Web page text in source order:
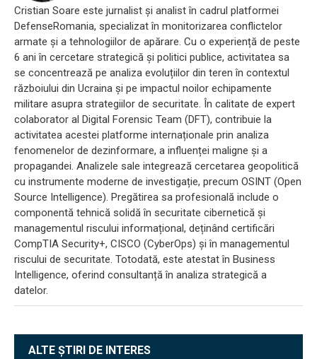
Cristian Soare este jurnalist și analist în cadrul platformei
DefenseRomania, specializat în monitorizarea conflictelor
armate și a tehnologiilor de apărare. Cu o experiență de peste
6 ani în cercetare strategică și politici publice, activitatea sa
se concentrează pe analiza evoluțiilor din teren în contextul
războiului din Ucraina și pe impactul noilor echipamente
militare asupra strategiilor de securitate. În calitate de expert
colaborator al Digital Forensic Team (DFT), contribuie la
activitatea acestei platforme internaționale prin analiza
fenomenelor de dezinformare, a influenței maligne și a
propagandei. Analizele sale integrează cercetarea geopolitică
cu instrumente moderne de investigație, precum OSINT (Open
Source Intelligence). Pregătirea sa profesională include o
componentă tehnică solidă în securitate cibernetică și
managementul riscului informațional, deținând certificări
CompTIA Security+, CISCO (CyberOps) și în managementul
riscului de securitate. Totodată, este atestat în Business
Intelligence, oferind consultanță în analiza strategică a
datelor.
ALTE ȘTIRI DE INTERES